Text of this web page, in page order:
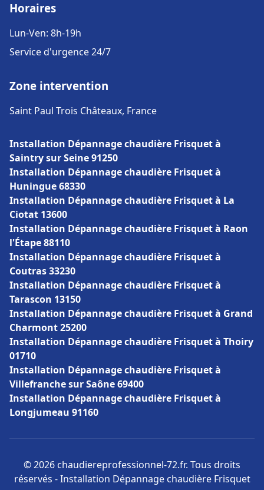
Horaires
Lun-Ven: 8h-19h
Service d'urgence 24/7
Zone intervention
Saint Paul Trois Châteaux, France
Installation Dépannage chaudière Frisquet à
Saintry sur Seine 91250
Installation Dépannage chaudière Frisquet à
Huningue 68330
Installation Dépannage chaudière Frisquet à La
Ciotat 13600
Installation Dépannage chaudière Frisquet à Raon
l'Étape 88110
Installation Dépannage chaudière Frisquet à
Coutras 33230
Installation Dépannage chaudière Frisquet à
Tarascon 13150
Installation Dépannage chaudière Frisquet à Grand
Charmont 25200
Installation Dépannage chaudière Frisquet à Thoiry
01710
Installation Dépannage chaudière Frisquet à
Villefranche sur Saône 69400
Installation Dépannage chaudière Frisquet à
Longjumeau 91160
© 2026 chaudiereprofessionnel-72.fr. Tous droits
réservés - Installation Dépannage chaudière Frisquet